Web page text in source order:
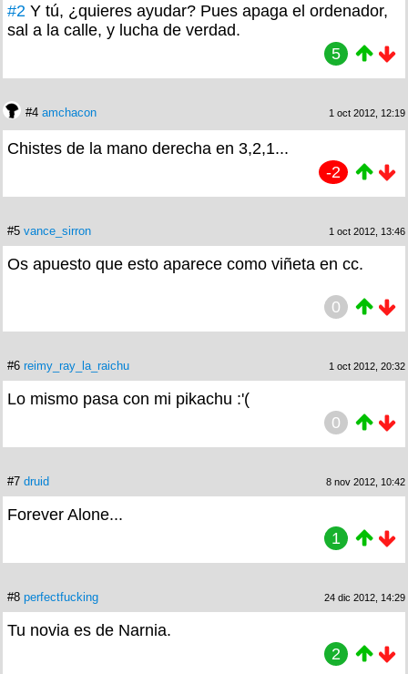
#2 Y tú, ¿quieres ayudar? Pues apaga el ordenador,
sal a la calle, y lucha de verdad.
5
#4 amchacon 1 oct 2012, 12:19
Chistes de la mano derecha en 3,2,1...
-2
#5 vance_sirron 1 oct 2012, 13:46
Os apuesto que esto aparece como viñeta en cc.
0
#6 reimy_ray_la_raichu 1 oct 2012, 20:32
Lo mismo pasa con mi pikachu :'(
0
#7 druid 8 nov 2012, 10:42
Forever Alone...
1
#8 perfectfucking 24 dic 2012, 14:29
Tu novia es de Narnia.
2